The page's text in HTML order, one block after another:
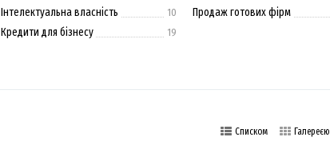
Інтелектуальна власність 10
Кредити для бізнесу 19
Продаж готових фірм
Списком Галереєю